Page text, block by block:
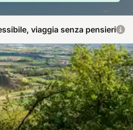
viaggia senza pensieri
e una natura meravigliosa
una delle destinazioni termali più
immersa in un contesto
Questa zona del Veneto è